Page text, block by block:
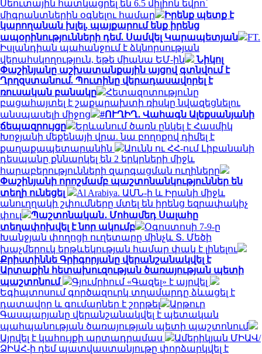
Սեուտային հատկացրել են 6.5 միլիոն եվրո՝
միգրանտներին օգնելու համար
Իրենք պետք է
կարողանան խլել, պայքարում ենք իրենց
ապօրինությունների դեմ. Սամվել Կարապետյան
FT.
Իսլանդիան պահանջում է ձկնորսության
վերահսկողություն, եթե միանա ԵՄ-ին
Նիկոլ
Փաշինյանը աշխատանքային այցով գտնվում է
Ղրղզստանում. Պուտինը վերադասավորել է
ռուսական բանակը
Հետազոտությունը
բացահայտել է շաքարախտի ռիսկը նվազեցնելու
անսպասելի միջոց
#ՈՒՂԻՂ․ Վահագն Ալեքսանյանի
ճեպազրույցը
Երևանում ծառն ընկել է Հասմիկ
Խոջյանի մեքենայի վրա. նա բողոքով դիմել է
քաղաքապետարանին
Աունն ու ՀՀ-ում Լիբանանի
դեսպանը քննարկել են 2 երկրների միջև
հարաբերությունների զարգացման ուղիները
Փաշինյանի որոշմամբ պաշտոնանկություններ են
տեղի ունեցել
Al Arabiya. ԱՄՆ-ի և Իրանի միջև
անուղղակի շփումները մտել են իրենց եզրափակիչ
փուլ
Պաշտոնական․ Մոհամեդ Սալահը
տեղափոխվել է նոր ակումբ
Օգոստոսի 7-9-ը
Խանջյան փողոցի ուղետարը մինչև Տ. Մեծի
խաչմերուկ երթևեկության համար փակ է լինելու
Քրիստիննե Գրիգորյանը վերանշանակվել է
Արտաքին հետախուզության ծառայության պետի
պաշտոնում
Գյումրիում «Գազել» է այրվել
Եգիպտոսում գործազուրկ տղամարդը ձևացել է
դատավոր և գումարներ է շորթել
Արթուր
Գասպարյանը վերանշանակվել է պետական
պահպանության ծառայության պետի պաշտոնում
Այրվել է կահույքի արտադրամաս
Ամերիկյան ՄԻԱՎ/
ՁԻԱՀ-ի դեմ պատվաստանյութը փորձարկվել է